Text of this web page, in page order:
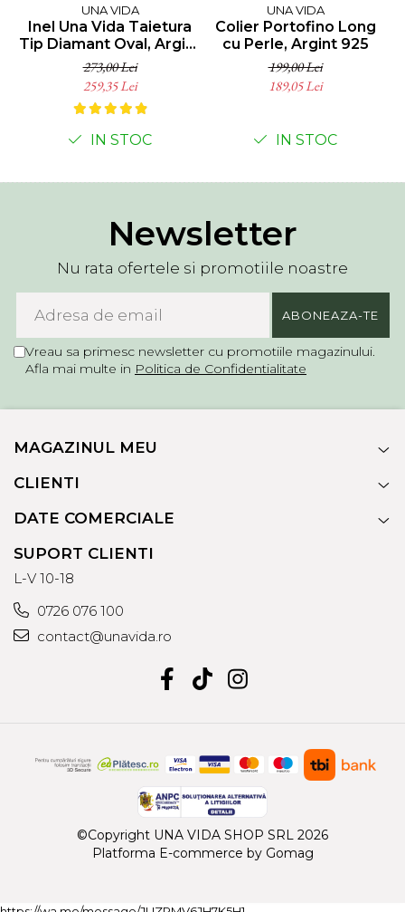
UNA VIDA
Inel Una Vida Taietura
Tip Diamant Oval, Argint
925
273,00 Lei
259,35 Lei
IN STOC
UNA VIDA
Colier Portofino Long
cu Perle, Argint 925
199,00 Lei
189,05 Lei
IN STOC
Newsletter
Nu rata ofertele si promotiile noastre
Vreau sa primesc newsletter cu promotiile magazinului.
Afla mai multe in Politica de Confidentialitate
MAGAZINUL MEU
CLIENTI
DATE COMERCIALE
SUPORT CLIENTI
L-V 10-18
0726 076 100
contact@unavida.ro
©Copyright UNA VIDA SHOP SRL 2026
Platforma E-commerce by Gomag